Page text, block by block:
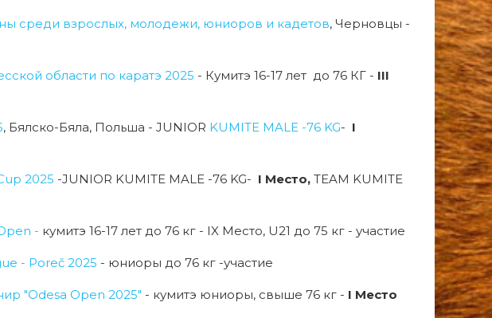
среди взрослых, молодежи, юниоров и кадетов, Черновцы -
области по каратэ 2025 - Кумитэ 16-17 лет до 76 КГ - III
, Бялско-Бяла, Польша - JUNIOR KUMITE MALE -76 KG- I
2025 -JUNIOR KUMITE MALE -76 KG- I Место, TEAM KUMITE
- кумитэ 16-17 лет до 76 кг - IX Место, U21 до 75 кг - участие
- Poreč 2025 - юниоры до 76 кг -участие
"Odesa Open 2025" - кумитэ юниоры, свыше 76 кг - I Место